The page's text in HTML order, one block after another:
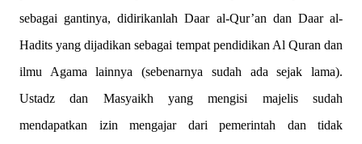
sebagai gantinya, didirikanlah Daar al-Qur’an dan Daar al-
Hadits yang dijadikan sebagai tempat pendidikan Al Quran dan
ilmu Agama lainnya (sebenarnya sudah ada sejak lama).
Ustadz dan Masyaikh yang mengisi majelis sudah
mendapatkan izin mengajar dari pemerintah dan tidak